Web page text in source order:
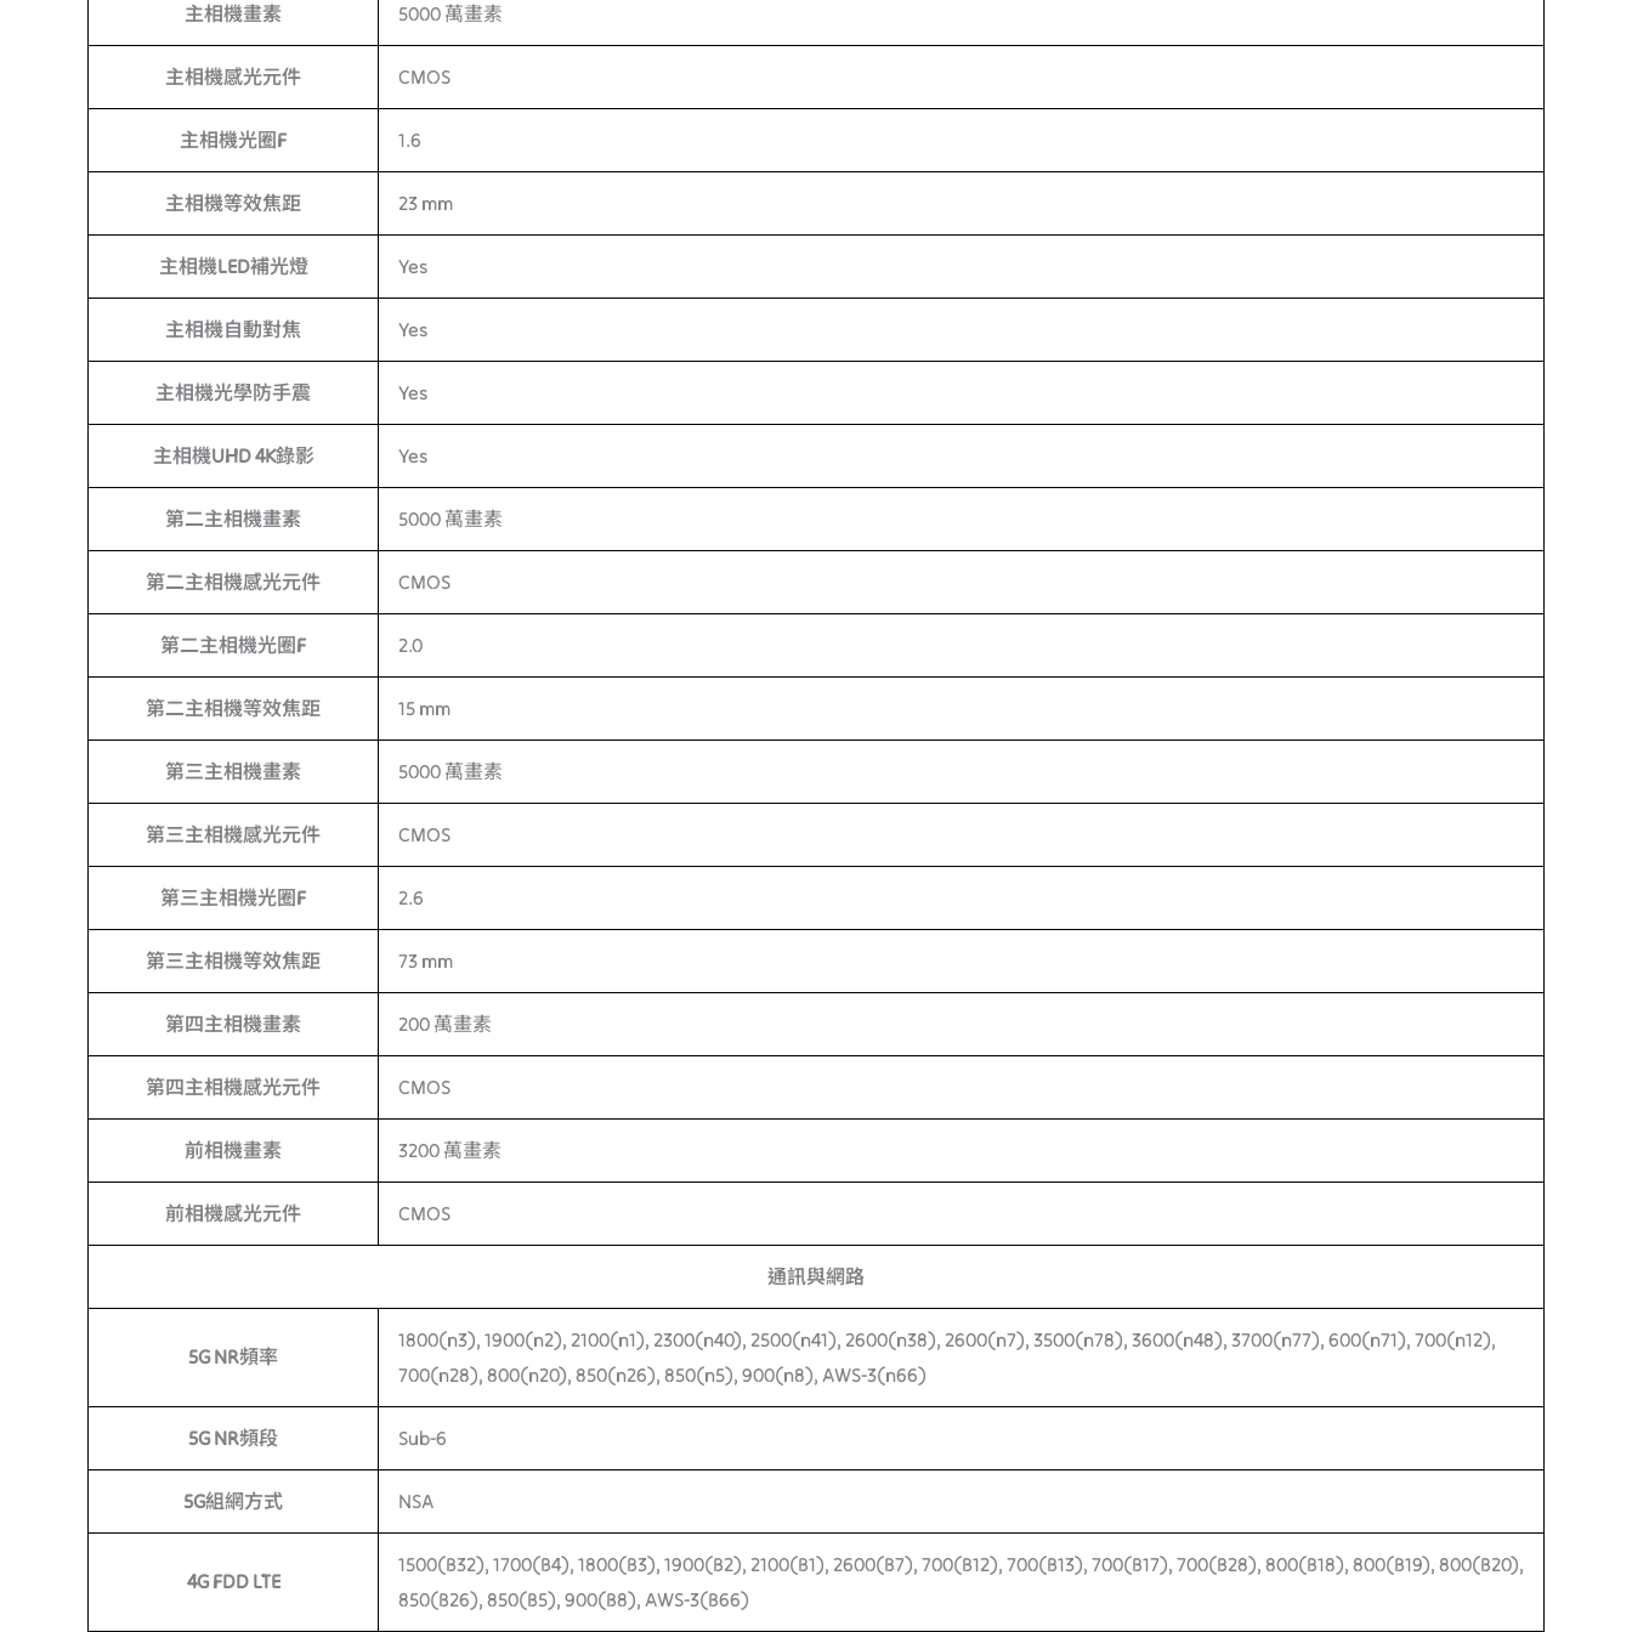
主相機畫素 5000 萬畫素
主相機感光元件 CMOS
主相機光圈F 1.6
主相機等效焦距 23 mm
主相機LED補光燈 Yes
主相機自動對焦 Yes
主相機光學防手震 Yes
主相機UHD 4K錄影 Yes
第二主相機畫素 5000 萬畫素
第二主相機感光元件 CMOS
第二主相機光圈F 2.0
第二主相機等效焦距 15 mm
第三主相機畫素 5000 萬畫素
第三主相機感光元件 CMOS
第三主相機光圈F 2.6
第三主相機等效焦距 73 mm
第四主相機畫素 200 萬畫素
第四主相機感光元件 CMOS
前相機畫素 3200 萬畫素
前相機感光元件 CMOS
通訊與網路
5G NR頻率
1800(n3), 1900(n2), 2100(n1), 2300(n40), 2500(n41), 2600(n38), 2600(n7), 3500(n78), 3600(n48), 3700(n77), 600(n71), 700(n12),
700(n28), 800(n20), 850(n26), 850(n5), 900(n8), AWS-3(n66)
5G NR頻段 Sub-6
5G組網方式 NSA
4G FDD LTE
1500(B32), 1700(B4), 1800(B3), 1900(B2), 2100(B1), 2600(B7), 700(B12), 700(B13), 700(B17), 700(B28), 800(B18), 800(B19), 800(B20),
850(B26), 850(B5), 900(B8), AWS-3(B66)